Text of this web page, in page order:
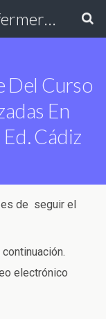
Excmo. Colegio de Enfermería de Cádiz
Del Curso
En
Cádiz
de seguir el
electrónico